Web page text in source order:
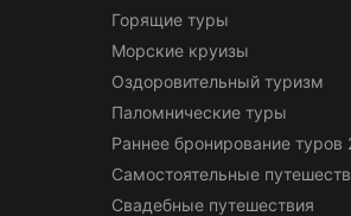
Горящие туры
Морские круизы
Оздоровительный туризм
Паломнические туры
Раннее бронирование туров
Самостоятельные
Свадебные путешествия